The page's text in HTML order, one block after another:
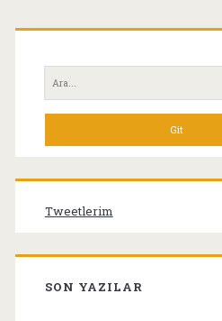
Birincil
Yan
Menü
Ara:
Tweetlerim
SON YAZILAR